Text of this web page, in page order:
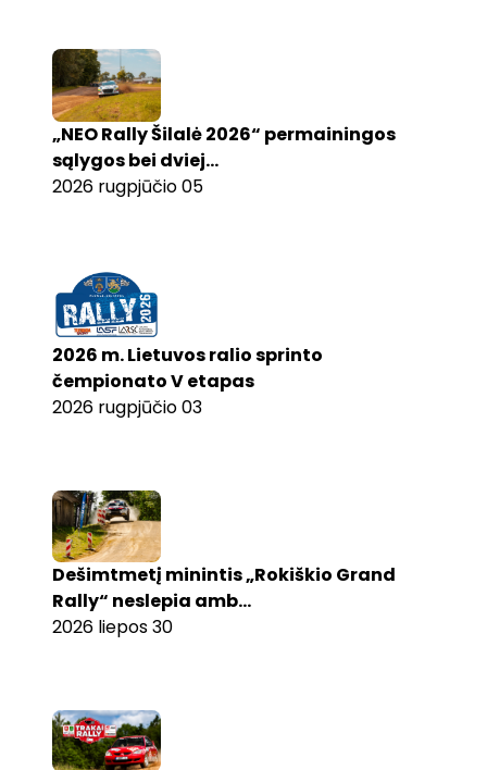
„NEO Rally Šilalė 2026“ permainingos
sąlygos bei dviej...
2026 rugpjūčio 05
2026 m. Lietuvos ralio sprinto
čempionato V etapas
2026 rugpjūčio 03
Dešimtmetį minintis „Rokiškio Grand
Rally“ neslepia amb...
2026 liepos 30